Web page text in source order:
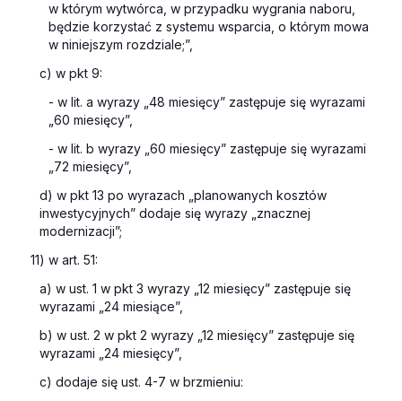
w którym wytwórca, w przypadku wygrania naboru,
będzie korzystać z systemu wsparcia, o którym mowa
w niniejszym rozdziale;”,
c) w pkt 9:
- w lit. a wyrazy „48 miesięcy” zastępuje się wyrazami
„60 miesięcy”,
- w lit. b wyrazy „60 miesięcy” zastępuje się wyrazami
„72 miesięcy”,
d) w pkt 13 po wyrazach „planowanych kosztów
inwestycyjnych” dodaje się wyrazy „znacznej
modernizacji”;
11) w art. 51:
a) w ust. 1 w pkt 3 wyrazy „12 miesięcy” zastępuje się
wyrazami „24 miesiące”,
b) w ust. 2 w pkt 2 wyrazy „12 miesięcy” zastępuje się
wyrazami „24 miesięcy”,
c) dodaje się ust. 4-7 w brzmieniu: